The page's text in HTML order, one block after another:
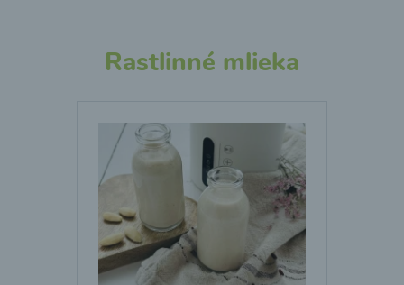
Rastlinné mlieka